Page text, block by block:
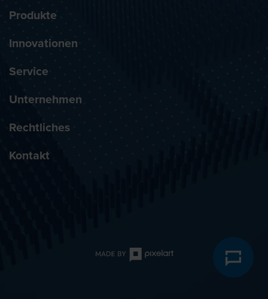
Produkte
Innovationen
Service
Unternehmen
Rechtliches
Kontakt